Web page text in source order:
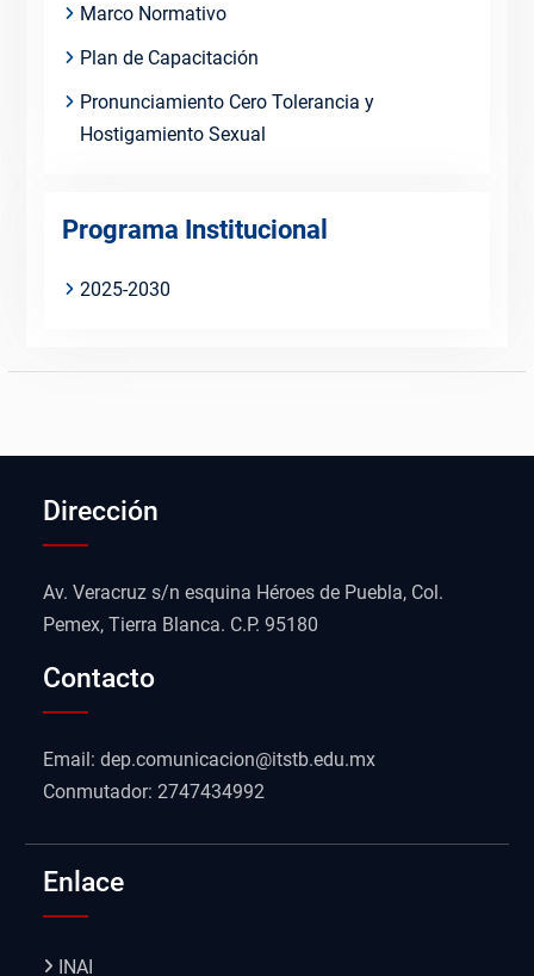
Marco Normativo
Plan de Capacitación
Pronunciamiento Cero Tolerancia y
Hostigamiento Sexual
Programa Institucional
2025-2030
Dirección
Av. Veracruz s/n esquina Héroes de Puebla, Col.
Pemex, Tierra Blanca. C.P. 95180
Contacto
Email: dep.comunicacion@itstb.edu.mx
Conmutador: 2747434992
Enlace
INAI